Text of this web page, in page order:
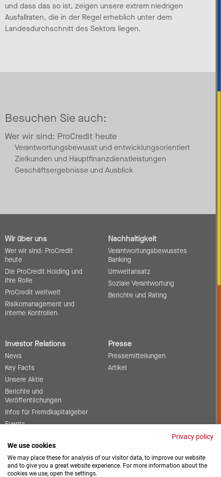
und dass das so ist, zeigen unsere extrem niedrigen
Ausfallraten, die in der Regel erheblich unter dem
Landesdurchschnitt des Sektors liegen.
Besuchen Sie auch:
Wer wir sind: ProCredit heute
Verantwortungsbewusst und entwicklungsorientiert
Zielkunden und Hauptfinanzdienstleistungen
Geschäftsergebnisse und Ausblick
Wir über uns
Wer wir sind: ProCredit
heute
Die ProCredit Holding und
ihre Rolle
ProCredit weltweit
Risikomanagement und
interne Kontrollen
Nachhaltigkeit
Verantwortungsbewusstes
Banking
Umweltansatz
Soziale Verantwortung
Berichte und Rating
Investor Relations
News
Key Facts
Unsere Aktie
Berichte und
Veröffentlichungen
Infos für Fremdkapitalgeber
Events
Kontakt
Presse
Pressemitteilungen
Artikel
Privacy policy
We use cookies
We may place these for analysis of our visitor data, to improve our website
and to give you a great website experience. For more information about the
cookies we use, open the settings.